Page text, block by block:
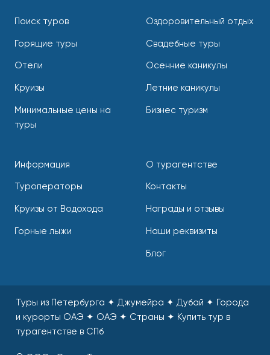
Поиск туров
Горящие туры
Отели
Круизы
Минимальные цены на
туры
Оздоровительный отдых
Свадебные туры
Осенние каникулы
Летние каникулы
Бизнес туризм
Информация
Туроператоры
Круизы от Водохода
Горные лыжи
О турагентстве
Контакты
Награды и отзывы
Наши реквизиты
Блог
Туры из Петербурга ✦ Джумейра ✦ Дубай ✦ Города
и курорты ОАЭ ✦ ОАЭ ✦ Страны ✦ Купить тур в
турагентстве в СПб